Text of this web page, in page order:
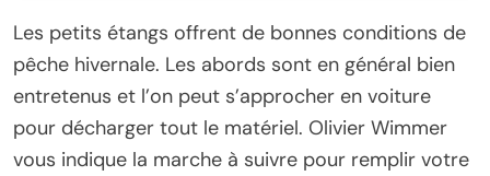
Les petits étangs offrent de bonnes conditions de
pêche hivernale. Les abords sont en général bien
entretenus et l’on peut s’approcher en voiture
pour décharger tout le matériel. Olivier Wimmer
vous indique la marche à suivre pour remplir votre